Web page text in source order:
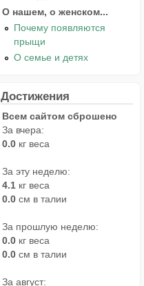
О нашем, о женском...
Почему появляются
прыщи
О семье и детях
Достижения
Всем сайтом сброшено
За вчера:
0.0 кг веса
За эту неделю:
4.1 кг веса
0.0 см в талии
За прошлую неделю:
0.0 кг веса
0.0 см в талии
За август: